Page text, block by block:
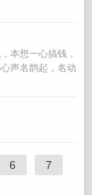
本想一心搞钱，
声名鹊起，名动
6 7